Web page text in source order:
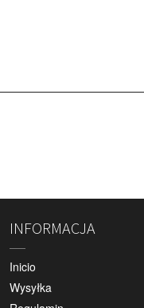
INFORMACJA
Inicio
Wysyłka